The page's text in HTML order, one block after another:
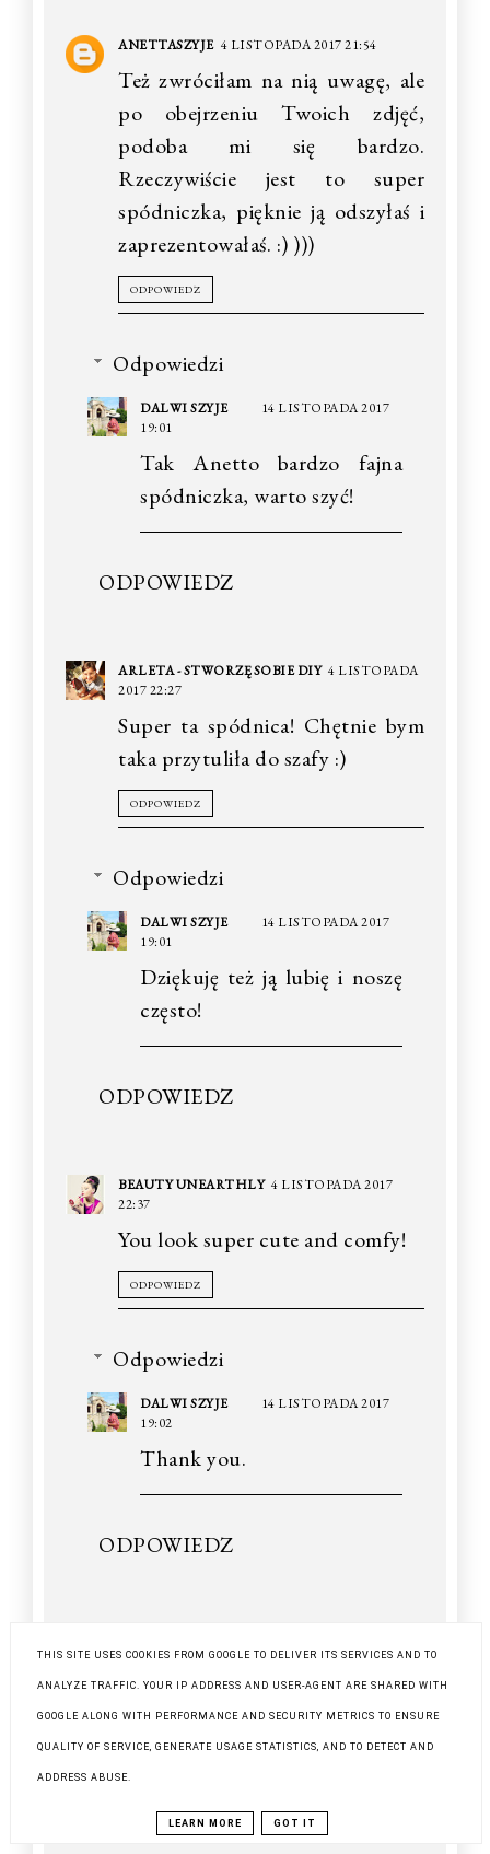
ANETTASZYJE 4 LISTOPADA 2017 21:54
Też zwróciłam na nią uwagę, ale
po obejrzeniu Twoich zdjęć,
podoba mi się bardzo.
Rzeczywiście jest to super
spódniczka, pięknie ją odszyłaś i
zaprezentowałaś. :) )))
ODPOWIEDZ
Odpowiedzi
DALWI SZYJE
14 LISTOPADA 2017
19:01
Tak Anetto bardzo fajna
spódniczka, warto szyć!
ODPOWIEDZ
ARLETA - STWORZĘ SOBIE DIY 4 LISTOPADA
2017 22:27
Super ta spódnica! Chętnie bym
taka przytuliła do szafy :)
ODPOWIEDZ
Odpowiedzi
DALWI SZYJE
14 LISTOPADA 2017
19:01
Dziękuję też ją lubię i noszę
często!
ODPOWIEDZ
BEAUTY UNEARTHLY 4 LISTOPADA 2017
22:37
You look super cute and comfy!
ODPOWIEDZ
Odpowiedzi
DALWI SZYJE
14 LISTOPADA 2017
19:02
Thank you.
ODPOWIEDZ
Spódnica jest świetna :).
wszelkie przeróbki wykonuje na
wieczność.
THIS SITE USES COOKIES FROM GOOGLE TO DELIVER ITS SERVICES AND TO
ANALYZE TRAFFIC. YOUR IP ADDRESS AND USER-AGENT ARE SHARED WITH
GOOGLE ALONG WITH PERFORMANCE AND SECURITY METRICS TO ENSURE
QUALITY OF SERVICE, GENERATE USAGE STATISTICS, AND TO DETECT AND
ADDRESS ABUSE.
LEARN MORE GOT IT